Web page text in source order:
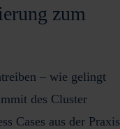
zum
– wie gelingt
des Cluster
Cases aus der Praxis